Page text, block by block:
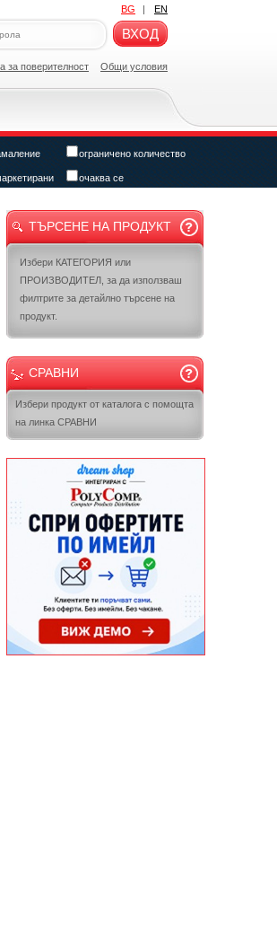
BG | EN
ВХОД
за поверителност Общи условия
ограничено количество
очаква се
ТЪРСЕНЕ НА ПРОДУКТ
Избери КАТЕГОРИЯ или
ПРОИЗВОДИТЕЛ, за да използваш
филтрите за детайлно търсене на
продукт.
СРАВНИ
Избери продукт от каталога с помощта
на линка СРАВНИ